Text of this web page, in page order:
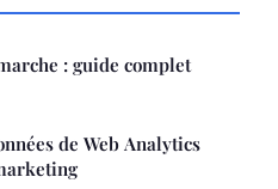
: guide complet
de Web Analytics